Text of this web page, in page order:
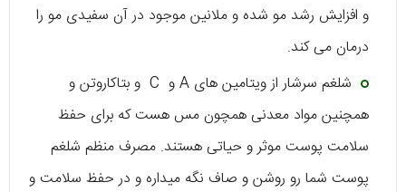
و افزایش رشد مو شده و ملانین موجود در آن سفیدی مو را
درمان می کند.
شلغم سرشار از ویتامین های A و C و بتاکاروتن و
همچنین مواد معدنی همچون مس هست که برای حفظ
سلامت پوست موثر و حیاتی هستند. مصرف منظم شلغم
پوست شما رو روشن و صاف نگه میداره و در حفظ سلامت و